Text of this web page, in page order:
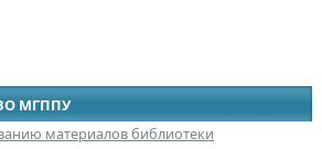
МГППУ
материалов библиотеки